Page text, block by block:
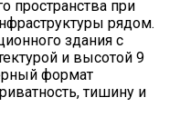
пространства при
рядом.
здания с
и высотой 9
формат
тишину и